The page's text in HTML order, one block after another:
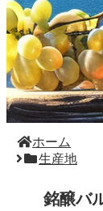
ホーム
生産地
銘醸バ